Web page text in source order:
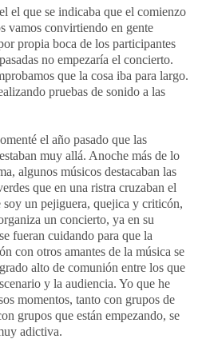
el que se indicaba que el comienzo
vamos convirtiendo en gente
propia boca de los participantes
no empezaría el concierto.
que la cosa iba para largo.
pruebas de sonido a las
el año pasado que las
muy allá. Anoche más de lo
algunos músicos destacaban las
que en una ristra cruzaban el
un pejiguera, quejica y criticón,
un concierto, ya en su
fueran cuidando para que la
con otros amantes de la música se
alto de comunión entre los que
y la audiencia. Yo que he
momentos, tanto con grupos de
grupos que están empezando, se
adictiva.